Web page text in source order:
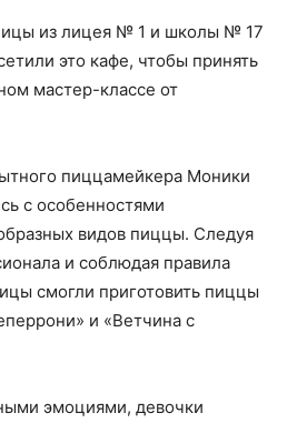
из лицея № 1 и школы № 17
это кафе, чтобы принять
мастер-классе от
пиццамейкера Моники
с особенностями
видов пиццы. Следуя
и соблюдая правила
смогли приготовить пиццы
и «Ветчина с
эмоциями, девочки